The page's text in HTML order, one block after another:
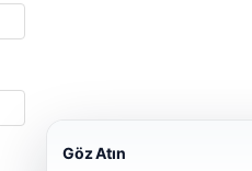
Göz Atın